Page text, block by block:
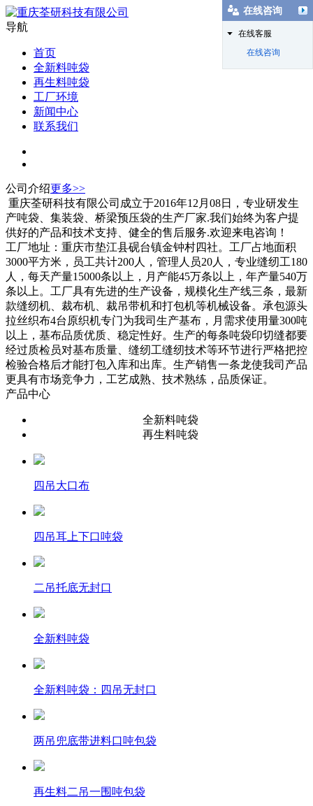
导航
首页
全新料吨袋
再生料吨袋
工厂环境
新闻中心
联系我们
公司介绍更多>>
重庆荃研科技有限公司成立于2016年12月08日，专业研发生
产吨袋、集装袋、桥梁预压袋的生产厂家.我们始终为客户提
供好的产品和技术支持、健全的售后服务.欢迎来电咨询！
工厂地址：重庆市垫江县砚台镇金钟村四社。工厂占地面积
3000平方米，员工共计200人，管理人员20人，专业缝纫工180
人，每天产量15000条以上，月产能45万条以上，年产量540万
条以上。工厂具有先进的生产设备，规模化生产线三条，最新
款缝纫机、裁布机、裁吊带机和打包机等机械设备。承包源头
拉丝织布4台原织机专门为我司生产基布，月需求使用量300吨
以上，基布品质优质、稳定性好。生产的每条吨袋印切缝都要
经过质检员对基布质量、缝纫工缝纫技术等环节进行严格把控
检验合格后才能打包入库和出库。生产销售一条龙使我司产品
更具有市场竞争力，工艺成熟、技术熟练，品质保证。
产品中心
全新料吨袋
再生料吨袋
四吊大口布
四吊耳上下口吨袋
二吊托底无封口
全新料吨袋
全新料吨袋：四吊无封口
两吊兜底带进料口吨包袋
再生料二吊一围吨包袋
在线咨询
在线客服
在线咨询